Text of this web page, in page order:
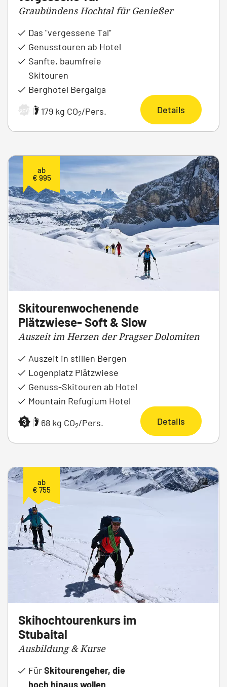
Graubündens Hochtal für Genießer
Das "vergessene Tal"
Genusstouren ab Hotel
Sanfte, baumfreie
Skitouren
Berghotel Bergalga
ARCHIV | 179 kg CO2/Pers. Details
ab
€ 995
Skitourenwochenende
Plätzwiese- Soft & Slow
Auszeit im Herzen der Pragser Dolomiten
Auszeit in stillen Bergen
Logenplatz Plätzwiese
Genuss-Skitouren ab Hotel
Mountain Refugium Hotel
|
68 kg CO2/Pers. Details
ab
€ 755
Skihochtourenkurs im
Stubaital
Ausbildung & Kurse
FürSkitourengeher, die
hoch hinaus wollen